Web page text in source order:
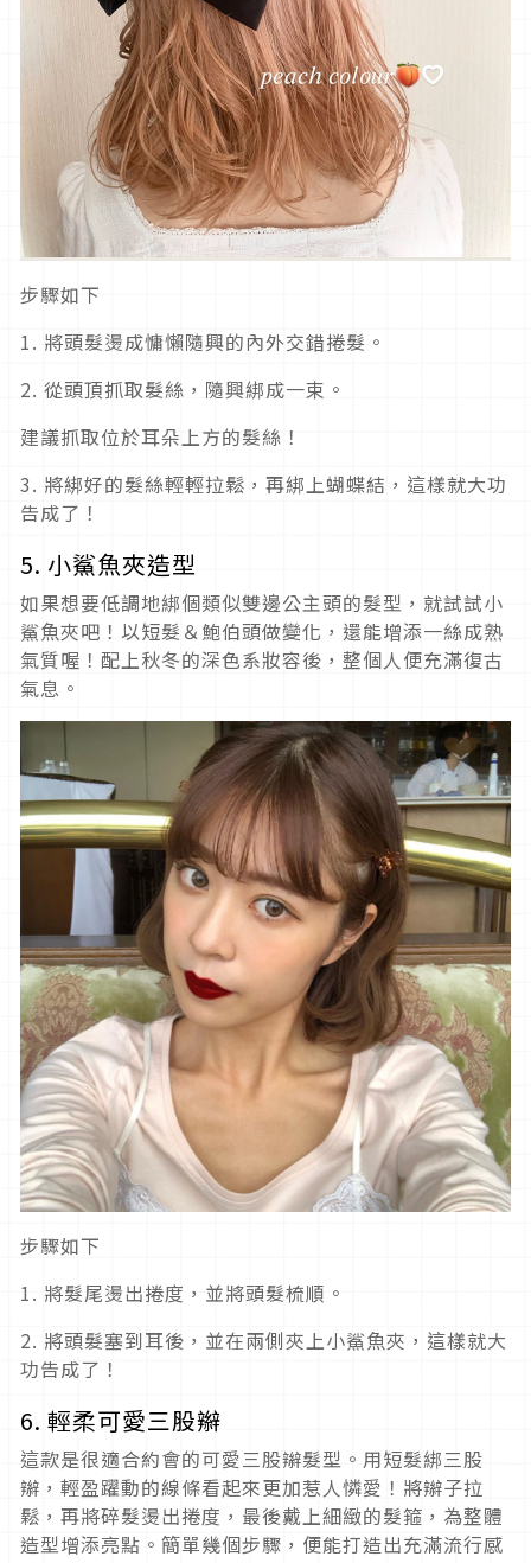
步驟如下
1. 將頭髮燙成慵懶隨興的內外交錯捲髮。
2. 從頭頂抓取髮絲，隨興綁成一束。
建議抓取位於耳朵上方的髮絲！
3. 將綁好的髮絲輕輕拉鬆，再綁上蝴蝶結，這樣就大功
告成了！
5. 小鯊魚夾造型
如果想要低調地綁個類似雙邊公主頭的髮型，就試試小
鯊魚夾吧！以短髮＆鮑伯頭做變化，還能增添一絲成熟
氣質喔！配上秋冬的深色系妝容後，整個人便充滿復古
氣息。
步驟如下
1. 將髮尾燙出捲度，並將頭髮梳順。
2. 將頭髮塞到耳後，並在兩側夾上小鯊魚夾，這樣就大
功告成了！
6. 輕柔可愛三股辮
這款是很適合約會的可愛三股辮髮型。用短髮綁三股
辮，輕盈躍動的線條看起來更加惹人憐愛！將辮子拉
鬆，再將碎髮燙出捲度，最後戴上細緻的髮箍，為整體
造型增添亮點。簡單幾個步驟，便能打造出充滿流行感